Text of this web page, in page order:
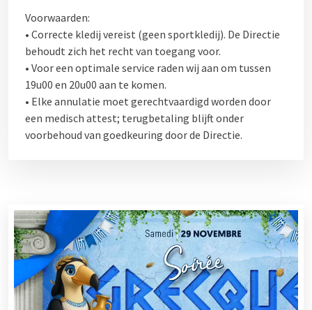
Voorwaarden:
• Correcte kledij vereist (geen sportkledij). De Directie
behoudt zich het recht van toegang voor.
• Voor een optimale service raden wij aan om tussen
19u00 en 20u00 aan te komen.
• Elke annulatie moet gerechtvaardigd worden door
een medisch attest; terugbetaling blijft onder
voorbehoud van goedkeuring door de Directie.